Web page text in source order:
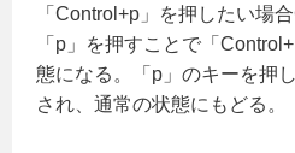
「Control+p」を押したい場
「p」を押すことで「
態になる。「p」のキーを押
され、通常の状態にもどる。